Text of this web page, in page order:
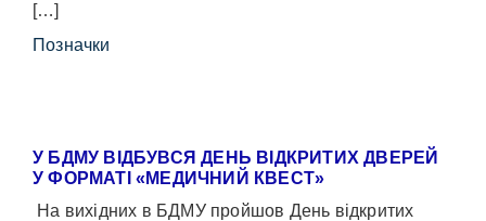
[…]
Позначки
У БДМУ ВІДБУВСЯ ДЕНЬ ВІДКРИТИХ ДВЕРЕЙ
У ФОРМАТІ «МЕДИЧНИЙ КВЕСТ»
На вихідних в БДМУ пройшов День відкритих